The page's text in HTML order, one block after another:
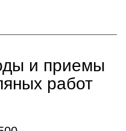
и приемы
работ